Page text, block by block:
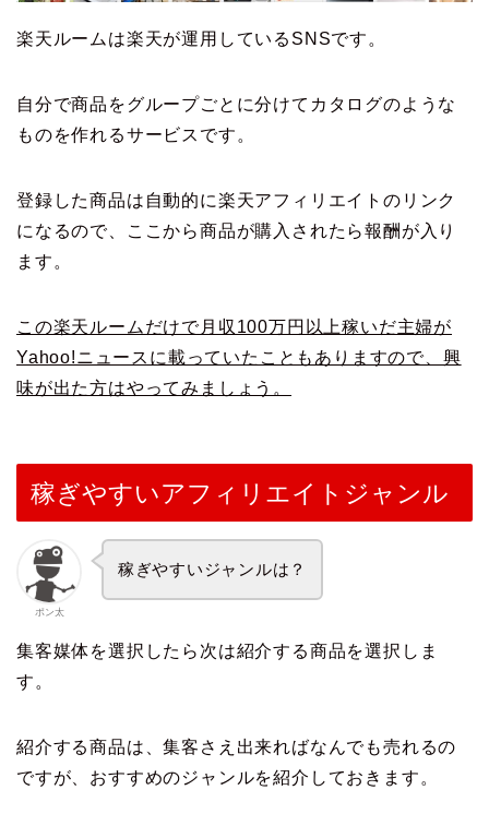
楽天ルームは楽天が運用しているSNSです。
自分で商品をグループごとに分けてカタログのような
ものを作れるサービスです。
登録した商品は自動的に楽天アフィリエイトのリンク
になるので、ここから商品が購入されたら報酬が入り
ます。
この楽天ルームだけで月収100万円以上稼いだ主婦が
Yahoo!ニュースに載っていたこともありますので、興
味が出た方はやってみましょう。
稼ぎやすいアフィリエイトジャンル
ポン太
稼ぎやすいジャンルは？
集客媒体を選択したら次は紹介する商品を選択しま
す。
紹介する商品は、集客さえ出来ればなんでも売れるの
ですが、おすすめのジャンルを紹介しておきます。